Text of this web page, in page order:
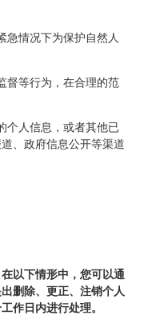
急情况下为保护自然人
督等行为，在合理的范
个人信息，或者其他已
、政府信息公开等渠道
在以下情形中，您可以通
删除、 更正、注销个人
作日内进行处理。